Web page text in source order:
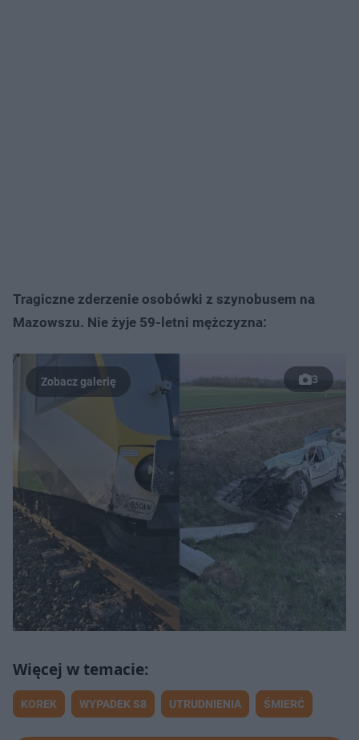
Tragiczne zderzenie osobówki z szynobusem na
Mazowszu. Nie żyje 59-letni mężczyzna:
3
KOREK WYPADEK S8 UTRUDNIENIA ŚMIERĆ